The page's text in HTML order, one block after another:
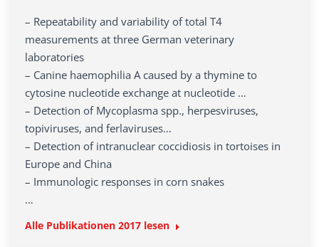
– Repeatability and variability of total T4
measurements at three German veterinary
laboratories
– Canine haemophilia A caused by a thymine to
cytosine nucleotide exchange at nucleotide …
– Detection of Mycoplasma spp., herpesviruses,
topiviruses, and ferlaviruses…
– Detection of intranuclear coccidiosis in tortoises in
Europe and China
– Immunologic responses in corn snakes
…
Alle Publikationen 2017 lesen